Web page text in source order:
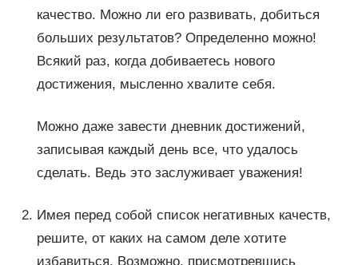
качество. Можно ли его развивать, добиться
больших результатов? Определенно можно!
Всякий раз, когда добиваетесь нового
достижения, мысленно хвалите себя.
Можно даже завести дневник достижений,
записывая каждый день все, что удалось
сделать. Ведь это заслуживает уважения!
Имея перед собой список негативных качеств,
решите, от каких на самом деле хотите
избавиться. Возможно, присмотревшись